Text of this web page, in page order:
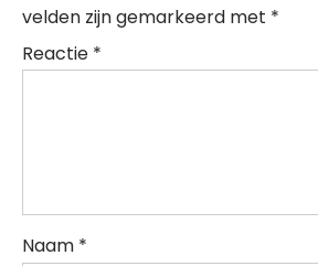
velden zijn gemarkeerd met *
Reactie *
Naam *